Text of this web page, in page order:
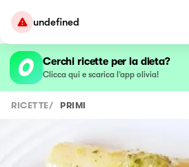
undefined
Cerchi ricette per la dieta?
Clicca qui e scarica l’app olivia!
RICETTE/ PRIMI